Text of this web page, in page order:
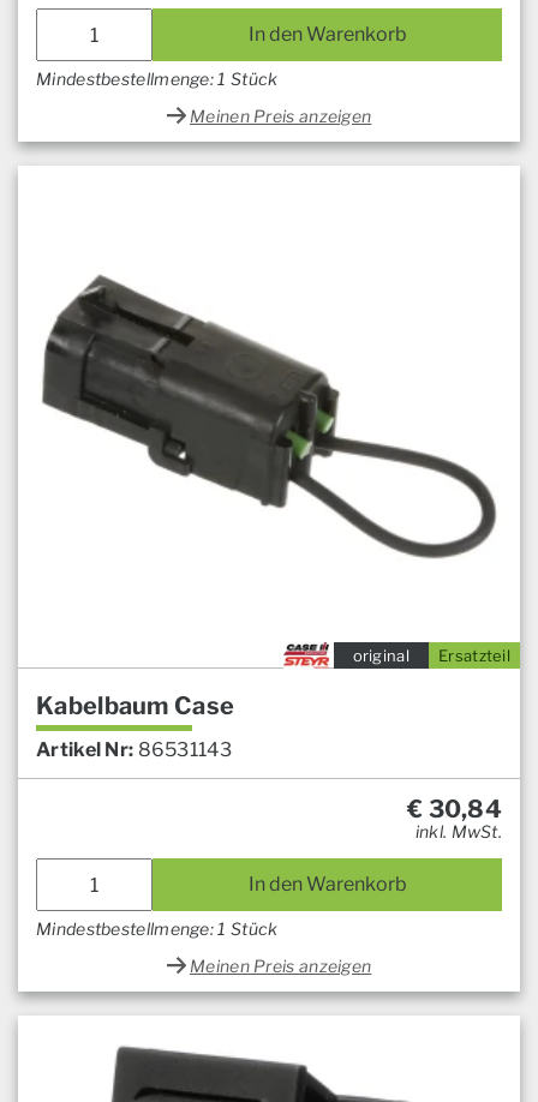
In den Warenkorb
Mindestbestellmenge: 1 Stück
Meinen Preis anzeigen
Ersatzteil
original
Kabelbaum Case
Artikel Nr: 86531143
€ 30,84
inkl. MwSt.
In den Warenkorb
Mindestbestellmenge: 1 Stück
Meinen Preis anzeigen